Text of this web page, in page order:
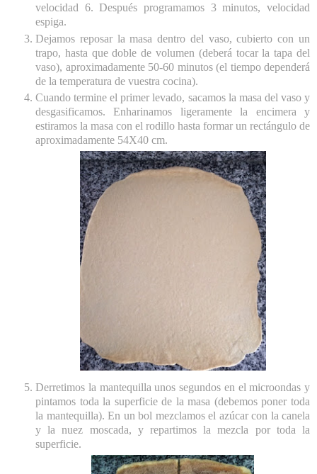
velocidad 6. Después programamos 3 minutos, velocidad
espiga.
Dejamos reposar la masa dentro del vaso, cubierto con un
trapo, hasta que doble de volumen (deberá tocar la tapa del
vaso), aproximadamente 50-60 minutos (el tiempo dependerá
de la temperatura de vuestra cocina).
Cuando termine el primer levado, sacamos la masa del vaso y
desgasificamos. Enharinamos ligeramente la encimera y
estiramos la masa con el rodillo hasta formar un rectángulo de
aproximadamente 54X40 cm.
Derretimos la mantequilla unos segundos en el microondas y
pintamos toda la superficie de la masa (debemos poner toda
la mantequilla). En un bol mezclamos el azúcar con la canela
y la nuez moscada, y repartimos la mezcla por toda la
superficie.